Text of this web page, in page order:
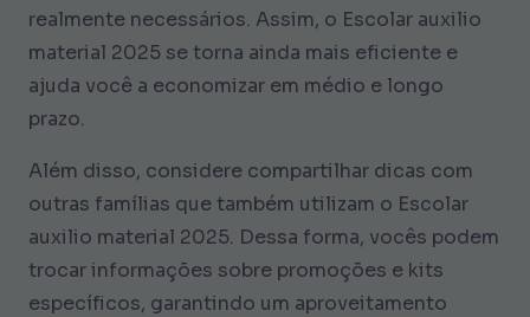
realmente necessários. Assim, o Escolar auxilio
material 2025 se torna ainda mais eficiente e
ajuda você a economizar em médio e longo
prazo.
Além disso, considere compartilhar dicas com
outras famílias que também utilizam o Escolar
auxilio material 2025. Dessa forma, vocês podem
trocar informações sobre promoções e kits
específicos, garantindo um aproveitamento